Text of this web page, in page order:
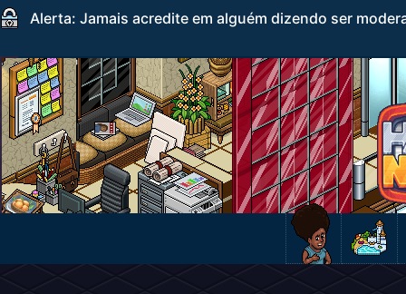
Alerta: Jamais acredite em alguém dizendo ser